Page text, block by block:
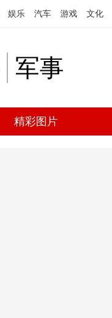
娱乐 汽车 游戏 文化
军事
精彩图片